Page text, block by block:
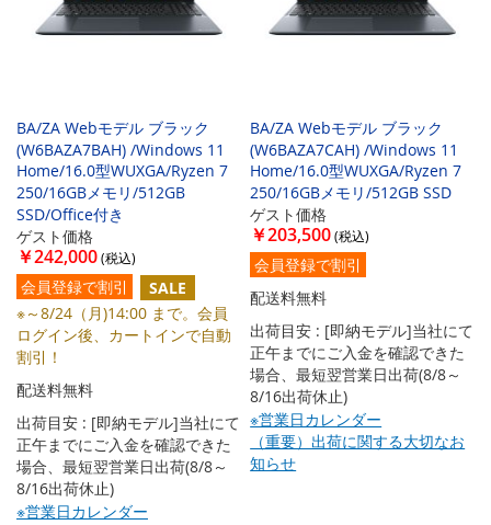
BA/ZA Webモデル ブラック
(W6BAZA7BAH) /Windows 11
Home/16.0型WUXGA/Ryzen 7
250/16GBメモリ/512GB
SSD/Office付き
ゲスト価格
￥242,000
会員登録で割引
SALE
※～8/24（月)14:00 まで。会員
ログイン後、カートインで自動
割引！
配送料無料
出荷目安 : [即納モデル]当社にて
正午までにご入金を確認できた
場合、最短翌営業日出荷(8/8～
8/16出荷休止)
※営業日カレンダー
BA/ZA Webモデル ブラック
(W6BAZA7CAH) /Windows 11
Home/16.0型WUXGA/Ryzen 7
250/16GBメモリ/512GB SSD
ゲスト価格
￥203,500
会員登録で割引
配送料無料
出荷目安 : [即納モデル]当社にて
正午までにご入金を確認できた
場合、最短翌営業日出荷(8/8～
8/16出荷休止)
※営業日カレンダー
（重要）出荷に関する大切なお
知らせ